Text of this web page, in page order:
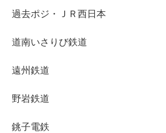
過去ポジ・ＪＲ西日本
道南いさりび鉄道
遠州鉄道
野岩鉄道
銚子電鉄